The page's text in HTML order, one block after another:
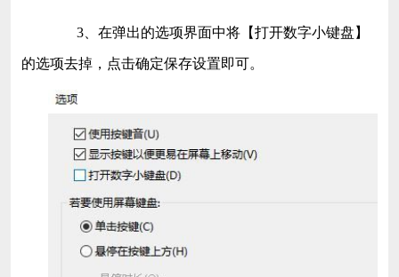
3、在弹出的选项界面中将【打开数字小键盘】
的选项去掉，点击确定保存设置即可。